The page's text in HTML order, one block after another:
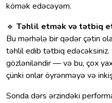
kömək edəcəyəm.
🔹 Təhlil etmək və tətbiq
Bu mərhələ bir qədər çətin
təhlil edib tətbiq
gözləniləndir — və bu, çox
çünki onlar öyrənməyə və
Sonda dərs ərzindəki